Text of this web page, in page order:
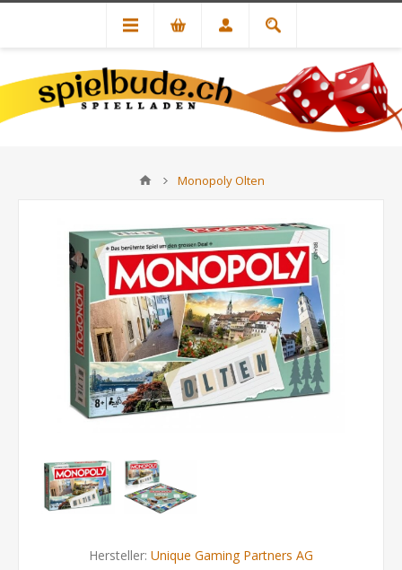
Monopoly Olten
Hersteller: Unique Gaming Partners AG